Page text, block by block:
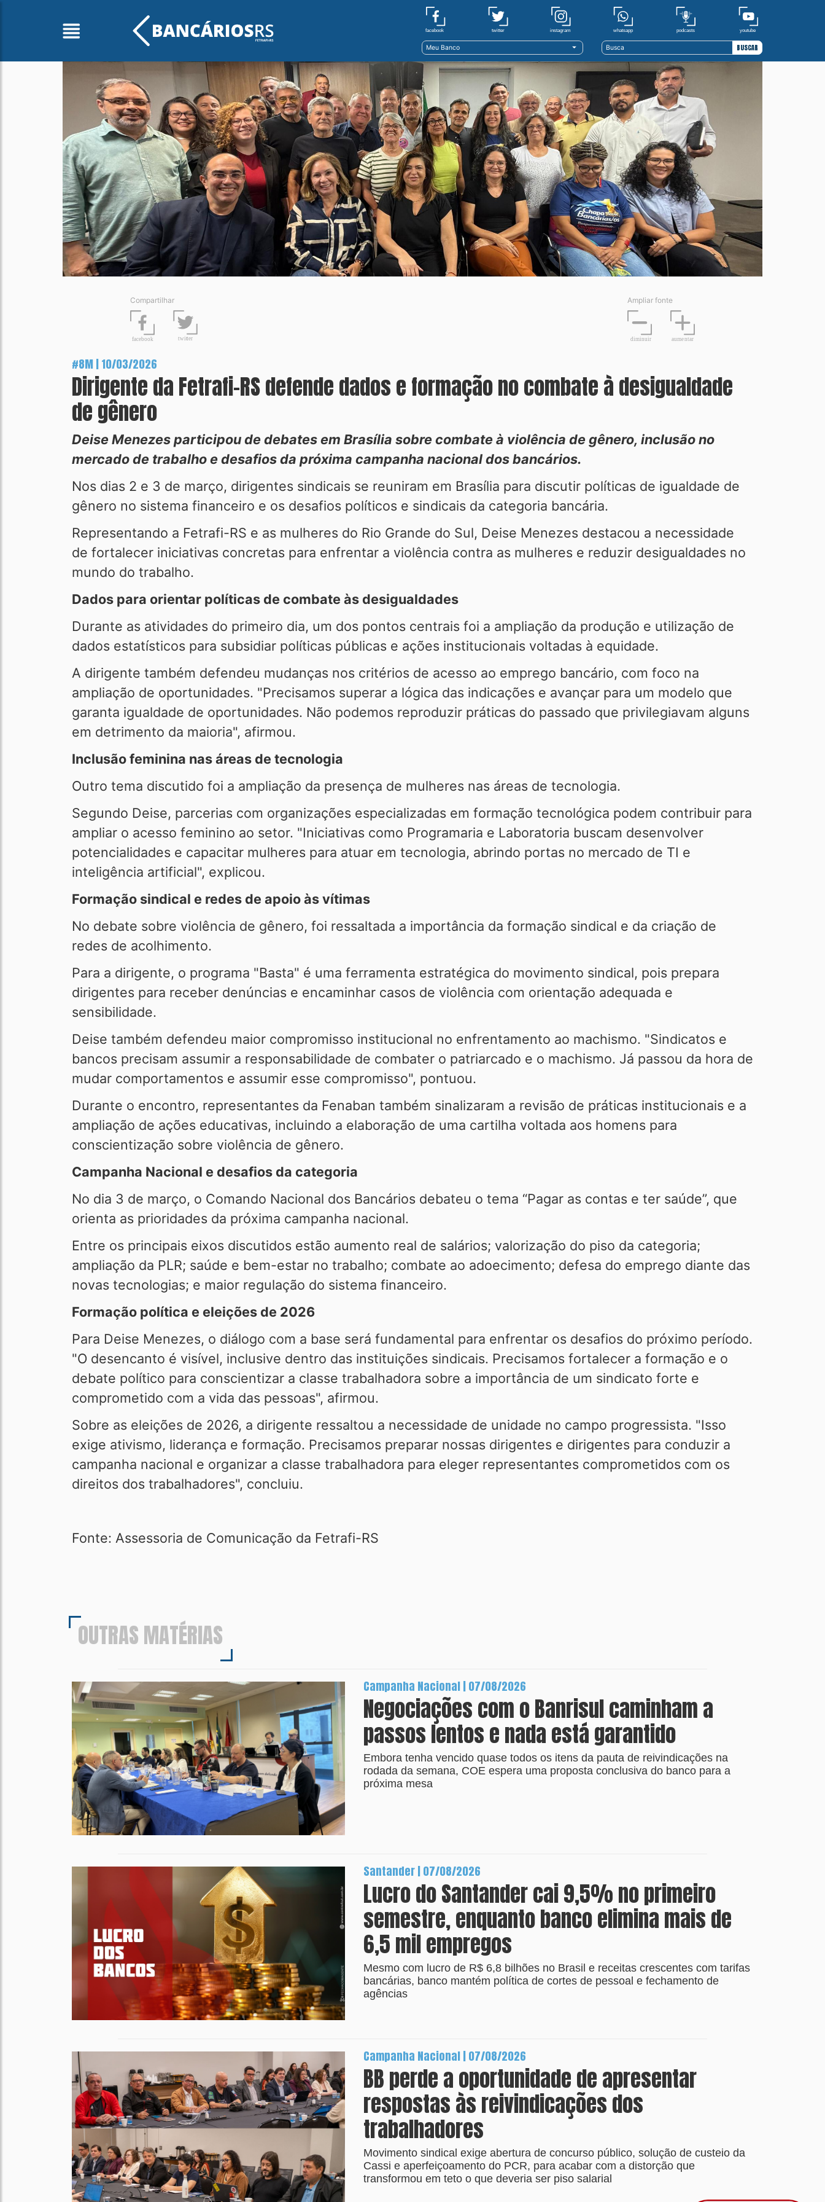
facebook twitter instagram whatsapp podcasts youtube
Meu Banco BUSCAR
Compartilhar
facebook twitter
Ampliar fonte
diminuir aumentar
#8M | 10/03/2026
Dirigente da Fetrafi-RS defende dados e formação no combate à desigualdade
de gênero
Deise Menezes participou de debates em Brasília sobre combate à violência de gênero, inclusão no
mercado de trabalho e desafios da próxima campanha nacional dos bancários.
Nos dias 2 e 3 de março, dirigentes sindicais se reuniram em Brasília para discutir políticas de igualdade de
gênero no sistema financeiro e os desafios políticos e sindicais da categoria bancária.
Representando a Fetrafi-RS e as mulheres do Rio Grande do Sul, Deise Menezes destacou a necessidade
de fortalecer iniciativas concretas para enfrentar a violência contra as mulheres e reduzir desigualdades no
mundo do trabalho.
Dados para orientar políticas de combate às desigualdades
Durante as atividades do primeiro dia, um dos pontos centrais foi a ampliação da produção e utilização de
dados estatísticos para subsidiar políticas públicas e ações institucionais voltadas à equidade.
A dirigente também defendeu mudanças nos critérios de acesso ao emprego bancário, com foco na
ampliação de oportunidades. "Precisamos superar a lógica das indicações e avançar para um modelo que
garanta igualdade de oportunidades. Não podemos reproduzir práticas do passado que privilegiavam alguns
em detrimento da maioria", afirmou.
Inclusão feminina nas áreas de tecnologia
Outro tema discutido foi a ampliação da presença de mulheres nas áreas de tecnologia.
Segundo Deise, parcerias com organizações especializadas em formação tecnológica podem contribuir para
ampliar o acesso feminino ao setor. "Iniciativas como Programaria e Laboratoria buscam desenvolver
potencialidades e capacitar mulheres para atuar em tecnologia, abrindo portas no mercado de TI e
inteligência artificial", explicou.
Formação sindical e redes de apoio às vítimas
No debate sobre violência de gênero, foi ressaltada a importância da formação sindical e da criação de
redes de acolhimento.
Para a dirigente, o programa "Basta" é uma ferramenta estratégica do movimento sindical, pois prepara
dirigentes para receber denúncias e encaminhar casos de violência com orientação adequada e
sensibilidade.
Deise também defendeu maior compromisso institucional no enfrentamento ao machismo. "Sindicatos e
bancos precisam assumir a responsabilidade de combater o patriarcado e o machismo. Já passou da hora de
mudar comportamentos e assumir esse compromisso", pontuou.
Durante o encontro, representantes da Fenaban também sinalizaram a revisão de práticas institucionais e a
ampliação de ações educativas, incluindo a elaboração de uma cartilha voltada aos homens para
conscientização sobre violência de gênero.
Campanha Nacional e desafios da categoria
No dia 3 de março, o Comando Nacional dos Bancários debateu o tema “Pagar as contas e ter saúde”, que
orienta as prioridades da próxima campanha nacional.
Entre os principais eixos discutidos estão aumento real de salários; valorização do piso da categoria;
ampliação da PLR; saúde e bem-estar no trabalho; combate ao adoecimento; defesa do emprego diante das
novas tecnologias; e maior regulação do sistema financeiro.
Formação política e eleições de 2026
Para Deise Menezes, o diálogo com a base será fundamental para enfrentar os desafios do próximo período.
"O desencanto é visível, inclusive dentro das instituições sindicais. Precisamos fortalecer a formação e o
debate político para conscientizar a classe trabalhadora sobre a importância de um sindicato forte e
comprometido com a vida das pessoas", afirmou.
Sobre as eleições de 2026, a dirigente ressaltou a necessidade de unidade no campo progressista. "Isso
exige ativismo, liderança e formação. Precisamos preparar nossas dirigentes e dirigentes para conduzir a
campanha nacional e organizar a classe trabalhadora para eleger representantes comprometidos com os
direitos dos trabalhadores", concluiu.
Fonte: Assessoria de Comunicação da Fetrafi-RS
OUTRAS MATÉRIAS
Campanha Nacional | 07/08/2026
Negociações com o Banrisul caminham a
passos lentos e nada está garantido
Embora tenha vencido quase todos os itens da pauta de reivindicações na
rodada da semana, COE espera uma proposta conclusiva do banco para a
próxima mesa
Santander | 07/08/2026
Lucro do Santander cai 9,5% no primeiro
semestre, enquanto banco elimina mais de
6,5 mil empregos
Mesmo com lucro de R$ 6,8 bilhões no Brasil e receitas crescentes com tarifas
bancárias, banco mantém política de cortes de pessoal e fechamento de
agências
Campanha Nacional | 07/08/2026
BB perde a oportunidade de apresentar
respostas às reivindicações dos
trabalhadores
Movimento sindical exige abertura de concurso público, solução de custeio da
Cassi e aperfeiçoamento do PCR, para acabar com a distorção que
transformou em teto o que deveria ser piso salarial